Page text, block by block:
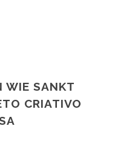
WIE SANKT
CRIATIVO